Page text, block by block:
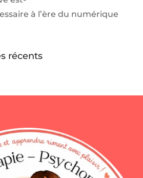
à l’ère du numérique
récents